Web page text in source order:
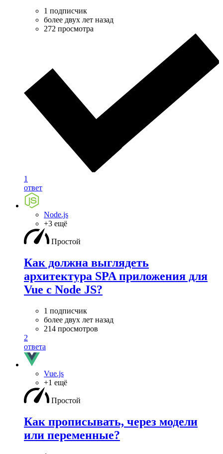
1 подписчик
более двух лет назад
272 просмотра
1
ответ
Node.js
+3 ещё
Простой
Как должна выглядеть
архитектура SPA приложения для
Vue с Node JS?
1 подписчик
более двух лет назад
214 просмотров
2
ответа
Vue.js
+1 ещё
Простой
Как прописывать, через модели
или переменные?